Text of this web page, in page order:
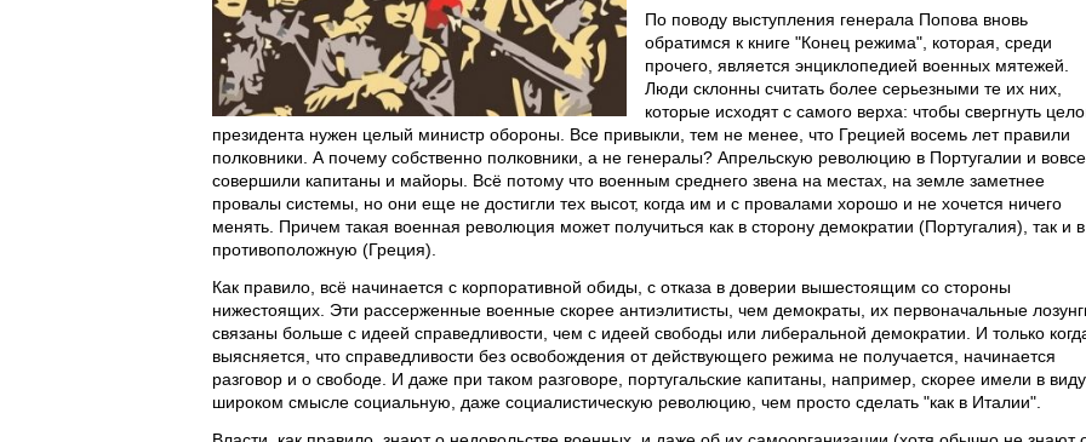
По поводу выступления генерала Попова вновь
обратимся к книге "Конец режима", которая, среди
прочего, является энциклопедией военных мятежей.
Люди склонны считать более серьезными те их них,
которые исходят с самого верха: чтобы свергнуть
президента нужен целый министр обороны. Все привыкли, тем не менее, что Грецией восемь лет правили
полковники. А почему собственно полковники, а не генералы? Апрельскую революцию в Португалии и вовсе
совершили капитаны и майоры. Всё потому что военным среднего звена на местах, на земле заметнее
провалы системы, но они еще не достигли тех высот, когда им и с провалами хорошо и не хочется ничего
менять. Причем такая военная революция может получиться как в сторону демократии (Португалия), так и в
противоположную (Греция).
Как правило, всё начинается с корпоративной обиды, с отказа в доверии вышестоящим со стороны
нижестоящих. Эти рассерженные военные скорее антиэлитисты, чем демократы, их первоначальные
связаны больше с идеей справедливости, чем с идеей свободы или либеральной демократии. И только
выясняется, что справедливости без освобождения от действующего режима не получается, начинается
разговор и о свободе. И даже при таком разговоре, португальские капитаны, например, скорее имели в
широком смысле социальную, даже социалистическую революцию, чем просто сделать "как в Италии".